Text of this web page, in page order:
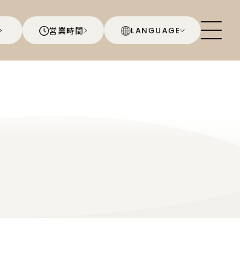
営業時間 LANGUAGE